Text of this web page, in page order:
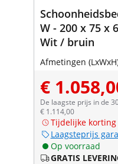
W - 200 x 75 x 66 - 91 cm
Wit / bruin
Afmetingen
€
De laagste prijs in de
€ 1.114,00
Tijdelijke korting
Laagsteprijs
Op voorraad
GRATIS